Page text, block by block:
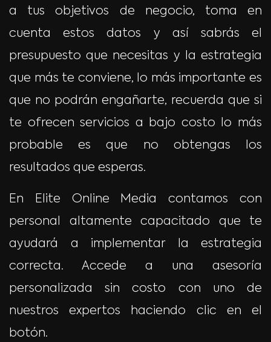
a tus objetivos de negocio, toma en
cuenta estos datos y así sabrás el
presupuesto que necesitas y la estrategia
que más te conviene, lo más importante es
que no podrán engañarte, recuerda que si
te ofrecen servicios a bajo costo lo más
probable es que no obtengas los
resultados que esperas.
En Elite Online Media contamos con
personal altamente capacitado que te
ayudará a implementar la estrategia
correcta. Accede a una asesoría
personalizada sin costo con uno de
nuestros expertos haciendo clic en el
botón.